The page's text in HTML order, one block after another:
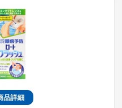
品詳細